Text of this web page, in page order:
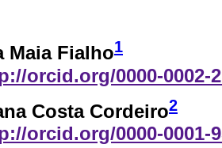
Maia Fialho1
orcid.org/0000-0002-
Costa Cordeiro2
orcid.org/0000-0001-